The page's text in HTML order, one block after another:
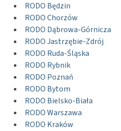
RODO Będzin
RODO Chorzów
RODO Dąbrowa-Górnicza
RODO Jastrzębie-Zdrój
RODO Ruda-Śląska
RODO Rybnik
RODO Poznań
RODO Bytom
RODO Bielsko-Biała
RODO Warszawa
RODO Kraków